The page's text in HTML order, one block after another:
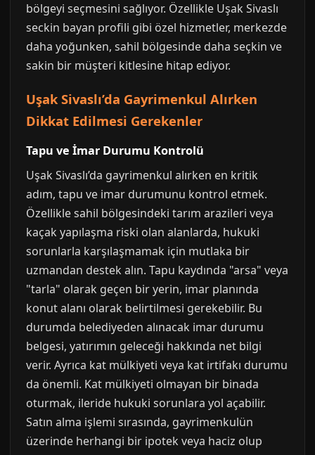
bölgeyi seçmesini sağlıyor. Özellikle Uşak Sivaslı
seckin bayan profili gibi özel hizmetler, merkezde
daha yoğunken, sahil bölgesinde daha seçkin ve
sakin bir müşteri kitlesine hitap ediyor.
Uşak Sivaslı’da Gayrimenkul Alırken
Dikkat Edilmesi Gerekenler
Tapu ve İmar Durumu Kontrolü
Uşak Sivaslı’da gayrimenkul alırken en kritik
adım, tapu ve imar durumunu kontrol etmek.
Özellikle sahil bölgesindeki tarım arazileri veya
kaçak yapılaşma riski olan alanlarda, hukuki
sorunlarla karşılaşmamak için mutlaka bir
uzmandan destek alın. Tapu kaydında "arsa" veya
"tarla" olarak geçen bir yerin, imar planında
konut alanı olarak belirtilmesi gerekebilir. Bu
durumda belediyeden alınacak imar durumu
belgesi, yatırımın geleceği hakkında net bilgi
verir. Ayrıca kat mülkiyeti veya kat irtifakı durumu
da önemli. Kat mülkiyeti olmayan bir binada
oturmak, ileride hukuki sorunlara yol açabilir.
Satın alma işlemi sırasında, gayrimenkulün
üzerinde herhangi bir ipotek veya haciz olup